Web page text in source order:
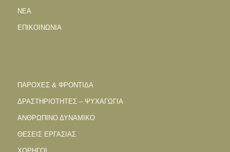
ΝΕΑ
ΕΠΙΚΟΙΝΩΝΙΑ
ΠΑΡΟΧΕΣ & ΦΡΟΝΤΙΔΑ
ΔΡΑΣΤΗΡΙΟΤΗΤΕΣ – ΨΥΧΑΓΩΓΙΑ
ΑΝΘΡΩΠΙΝΟ ΔΥΝΑΜΙΚΟ
ΘΕΣΕΙΣ ΕΡΓΑΣΙΑΣ